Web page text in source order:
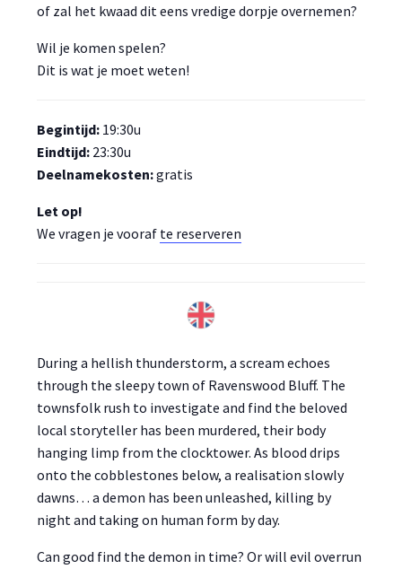
of zal het kwaad dit eens vredige dorpje overnemen?
Wil je komen spelen?
Dit is wat je moet weten!
Begintijd: 19:30u
Eindtijd: 23:30u
Deelnamekosten:gratis
Let op!
We vragen je vooraf te reserveren
During a hellish thunderstorm, a scream echoes
through the sleepy town of Ravenswood Bluff. The
townsfolk rush to investigate and find the beloved
local storyteller has been murdered, their body
hanging limp from the clocktower. As blood drips
onto the cobblestones below, a realisation slowly
dawns… a demon has been unleashed, killing by
night and taking on human form by day.
Can good find the demon in time? Or will evil overrun